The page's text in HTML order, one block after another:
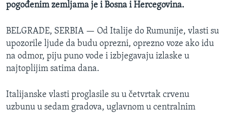
pogođenim zemljama je i Bosna i Hercegovina.
BELGRADE, SERBIA — Od Italije do Rumunije, vlasti su
upozorile ljude da budu oprezni, oprezno voze ako idu
na odmor, piju puno vode i izbjegavaju izlaske u
najtoplijim satima dana.
Italijanske vlasti proglasile su u četvrtak crvenu
uzbunu u sedam gradova, uglavnom u centralnim